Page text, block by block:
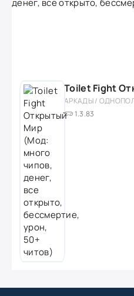
1.3.83